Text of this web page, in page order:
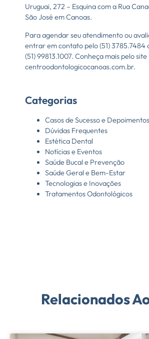
Uruguai, 272 – Esquina com a Rua
São José em Canoas.
Para agendar seu atendimento ou
entrar em contato pelo (51) 3785.7484
(51) 99813.1007. Conheça mais pelo site
centroodontologicocanoas.com.br.
Categorias
Casos de Sucesso e Depoimentos
Dúvidas Frequentes
Estética Dental
Notícias e Eventos
Saúde Bucal e Prevenção
Saúde Geral e Bem-Estar
Tecnologias e Inovações
Tratamentos Odontológicos
Relacionados